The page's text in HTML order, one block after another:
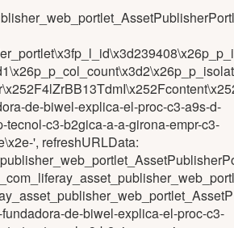
de-biwel-explica-el-proc-c3-a9s-d-
tecnol-c3-b2gica-a-a-girona-empr-c3-
', refreshURLData:
de-biwel-explica-el-proc-c3-